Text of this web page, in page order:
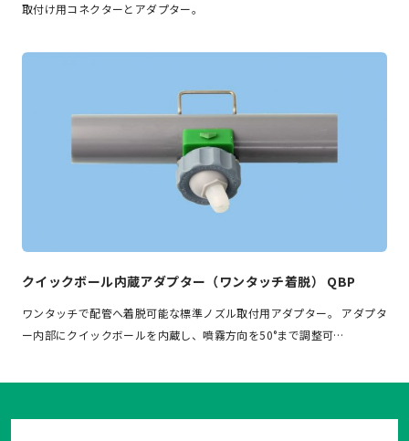
取付け用コネクターとアダプター。
クイックボール内蔵アダプター（ワンタッチ着脱） QBP
ワンタッチで配管へ着脱可能な標準ノズル取付用アダプター。 アダプタ
ー内部にクイックボールを内蔵し、噴霧方向を50°まで調整可…